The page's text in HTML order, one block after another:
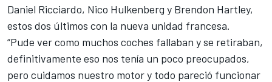
Daniel Ricciardo, Nico Hulkenberg y Brendon Hartley,
estos dos últimos con la nueva unidad francesa.
“Pude ver como muchos coches fallaban y se retiraban,
definitivamente eso nos tenía un poco preocupados,
pero cuidamos nuestro motor y todo pareció funcionar